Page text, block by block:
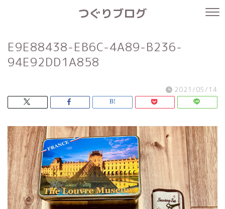
つぐりブログ
E9E88438-EB6C-4A89-B236-
94E92DD1A858
2021/05/14